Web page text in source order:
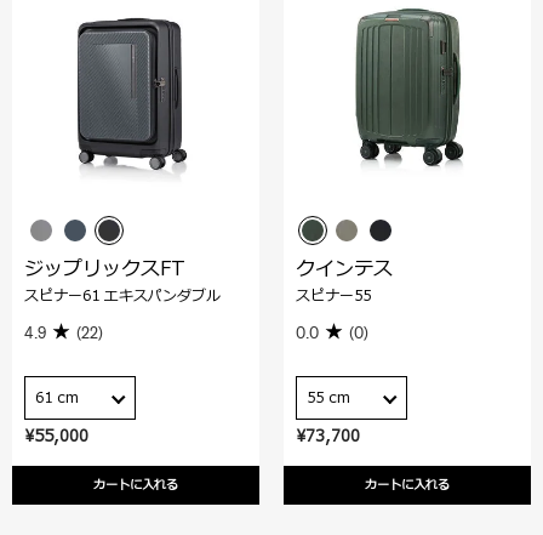
¥55,000
カートに入れる
ジップリックスFT
スピナー61 エキスパンダブル
4.9 (22)
61 cm
¥73,700
カートに入れる
クインテス
スピナー55
0.0 (0)
55 cm